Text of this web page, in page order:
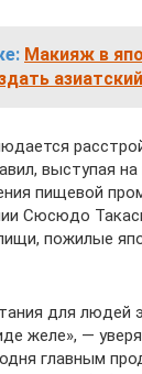
Макияж в
выступая на
пищевой
Сюсюдо
пожилые
для людей
желе», —
главным